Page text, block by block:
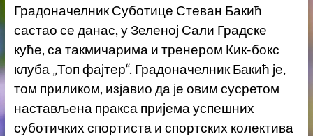
Градоначелник Суботице Стеван Бакић
састао се данас, у Зеленој Сали Градске
куће, са такмичарима и тренером Кик-бокс
клуба „Топ фајтер“. Градоначелник Бакић је,
том приликом, изјавио да је овим сусретом
настављена пракса пријема успешних
суботичких спортиста и спортских колектива